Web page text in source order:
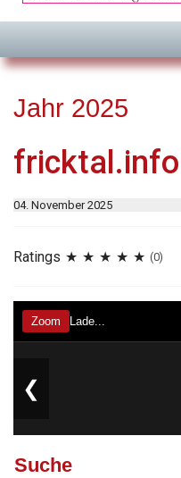
Jahr 2025
04. November 2025
Ratings (0)
Suche